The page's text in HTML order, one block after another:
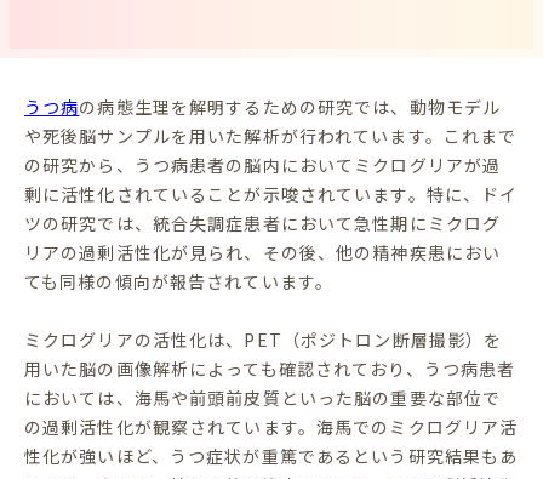
うつ病の病態生理を解明するための研究では、動物モデル
や死後脳サンプルを用いた解析が行われています。これまで
の研究から、うつ病患者の脳内においてミクログリアが過
剰に活性化されていることが示唆されています。特に、ドイ
ツの研究では、統合失調症患者において急性期にミクログ
リアの過剰活性化が見られ、その後、他の精神疾患におい
ても同様の傾向が報告されています。
ミクログリアの活性化は、PET（ポジトロン断層撮影）を
用いた脳の画像解析によっても確認されており、うつ病患者
においては、海馬や前頭前皮質といった脳の重要な部位で
の過剰活性化が観察されています。海馬でのミクログリア活
性化が強いほど、うつ症状が重篤であるという研究結果もあ